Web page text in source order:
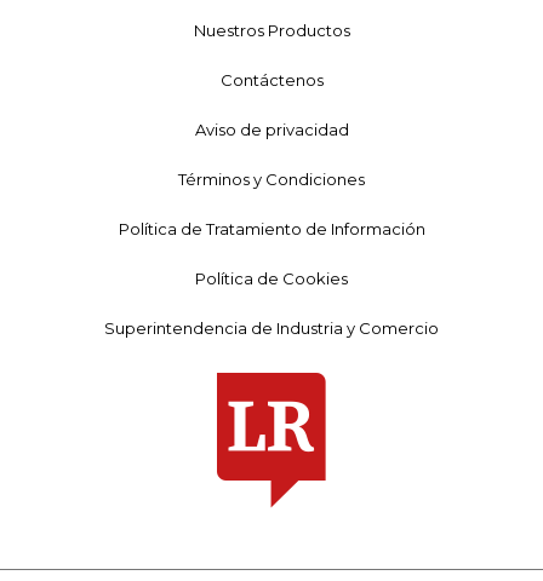
Nuestros Productos
Contáctenos
Aviso de privacidad
Términos y Condiciones
Política de Tratamiento de Información
Política de Cookies
Superintendencia de Industria y Comercio